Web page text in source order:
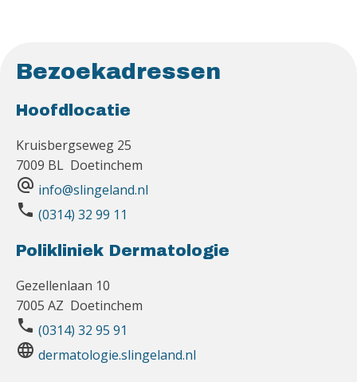
Bezoekadressen
Hoofdlocatie
Kruisbergseweg 25
7009 BL Doetinchem
alternate_email info@slingeland.nl
phone (0314) 32 99 11
Polikliniek Dermatologie
Gezellenlaan 10
7005 AZ Doetinchem
phone (0314) 32 95 91
language dermatologie.slingeland.nl